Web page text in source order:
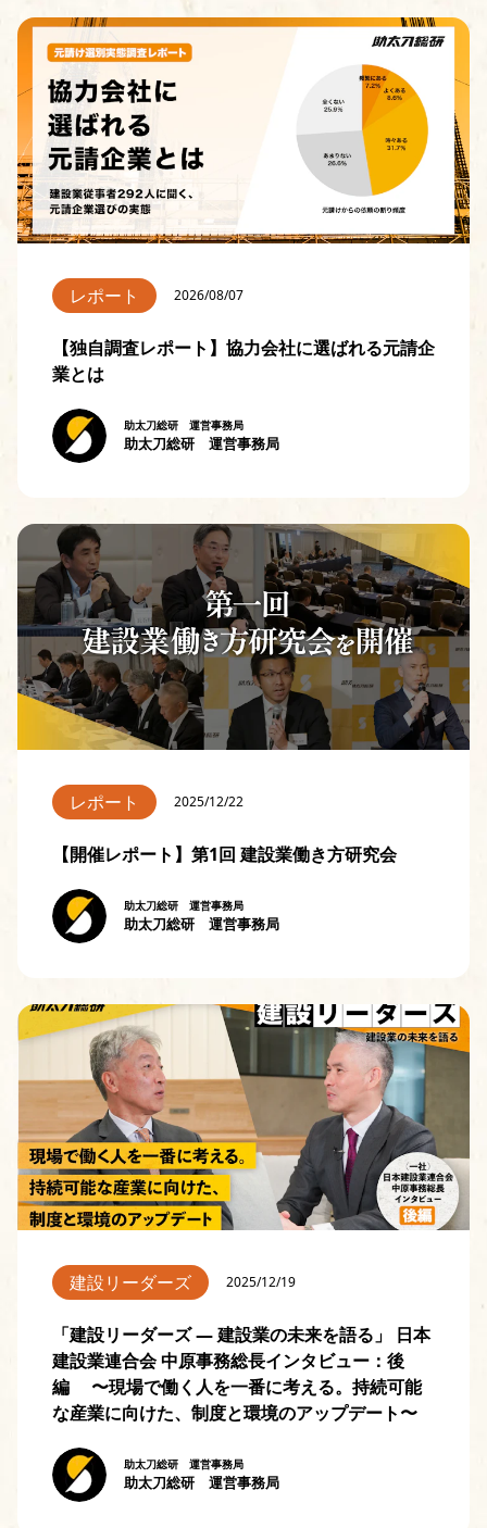
レポート 2026/08/07
【独自調査レポート】協力会社に選ばれる元請企
業とは
助太刀総研 運営事務局
助太刀総研 運営事務局
レポート 2025/12/22
【開催レポート】第1回 建設業働き方研究会
助太刀総研 運営事務局
助太刀総研 運営事務局
建設リーダーズ 2025/12/19
「建設リーダーズ — 建設業の未来を語る」 日本
建設業連合会 中原事務総長インタビュー：後
編 〜現場で働く人を一番に考える。持続可能
な産業に向けた、制度と環境のアップデート〜
助太刀総研 運営事務局
助太刀総研 運営事務局